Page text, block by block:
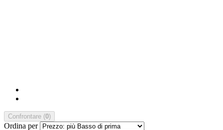
Confrontare (0)
Ordina per